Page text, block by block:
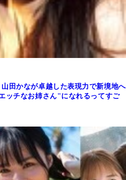
田かなが卓越した表現力で新境地へ
ッチなお姉さん"になれるってすご